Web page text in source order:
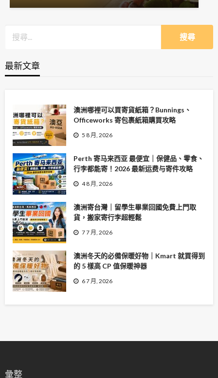
最新文章
澳洲哪裡可以買寄貨紙箱？Bunnings、
Officeworks 寄包裹紙箱購買攻略
5 8 月, 2026
Perth 寄马来西亚 最便宜｜保健品、零食、
行李都能寄！2026 最新运费与寄件攻略
4 8 月, 2026
澳洲寄台灣｜留學生畢業回國免費上門取
貨，搬家寄行李超輕鬆
7 7 月, 2026
澳洲冬天的必備保暖好物｜Kmart 就買得到
的 5 樣高 CP 值保暖神器
6 7 月, 2026
彙整